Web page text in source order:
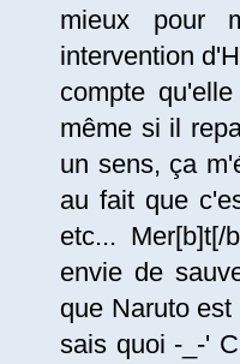
mieux pour
intervention
compte
même si il
un sens, ça
au fait que
etc...
envie de
que Naruto
sais quoi -_-'